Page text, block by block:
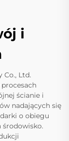
i
Ltd.
ścianie i
nadających się
o obiegu
środowisko.